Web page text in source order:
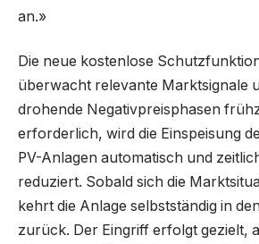
an.»
Die neue kostenlose
überwacht relevante Marktsignale
drohende Negativpreisphasen
erforderlich, wird die Einspeisung
PV-Anlagen automatisch und
reduziert. Sobald sich die
kehrt die Anlage selbstständig in
zurück. Der Eingriff erfolgt gezielt,